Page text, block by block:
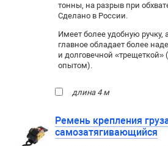
тонны, на разрыв при
Сделано в России.
Имеет более удобную ручку,
главное обладает более
и долговечной «трещеткой»
опытом).
длина 4 м
Ремень крепления
самозатягивающийся